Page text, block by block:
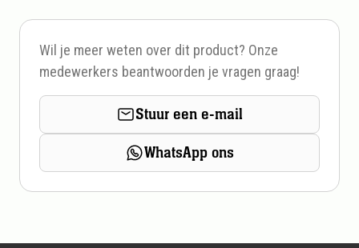
Wil je meer weten over dit product? Onze
medewerkers beantwoorden je vragen graag!
Stuur een e-mail
WhatsApp ons